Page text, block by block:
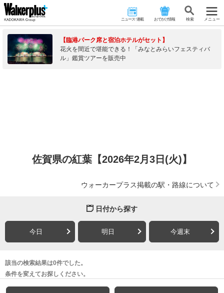
ニュース･連載 おでかけ情報 検 索 メニュー
【臨港パーク席と宿泊ホテルがセット】
花火を間近で堪能できる！「みなとみらいフェスティバ
ル」鑑賞ツアーを販売中
佐賀県の紅葉【2026年2月3日(火)】
ウォーカープラス掲載の駅・路線について
日付から探す
今日 明日 今週末
該当の検索結果は0件でした。
条件を変えてお探しください。